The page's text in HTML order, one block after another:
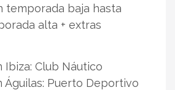
temporada baja hasta
alta + extras
Ibiza: Club Náutico
Águilas: Puerto Deportivo